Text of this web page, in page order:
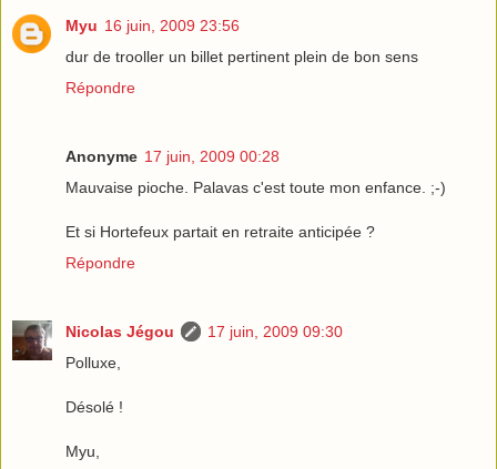
Myu 16 juin, 2009 23:56
dur de trooller un billet pertinent plein de bon sens
Répondre
Anonyme 17 juin, 2009 00:28
Mauvaise pioche. Palavas c'est toute mon enfance. ;-)
Et si Hortefeux partait en retraite anticipée ?
Répondre
Nicolas Jégou
17 juin, 2009 09:30
Polluxe,
Désolé !
Myu,